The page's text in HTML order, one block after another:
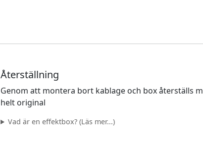
Återställning
Genom att montera bort kablage och box återställs
helt original
Vad är en effektbox? (Läs mer...)